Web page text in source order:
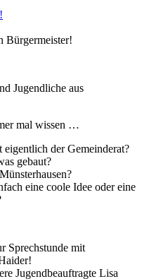
Bürgermeister!
Jugendliche aus
mal wissen …
der Gemeinderat?
gebaut?
eine coole Idee oder eine
Sprechstunde mit
Jugendbeauftragte Lisa